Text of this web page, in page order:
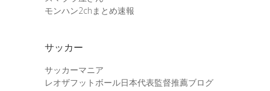
モンハン2chまとめ速報
サッカー
サッカーマニア
レオザフットボール日本代表監督推薦ブログ